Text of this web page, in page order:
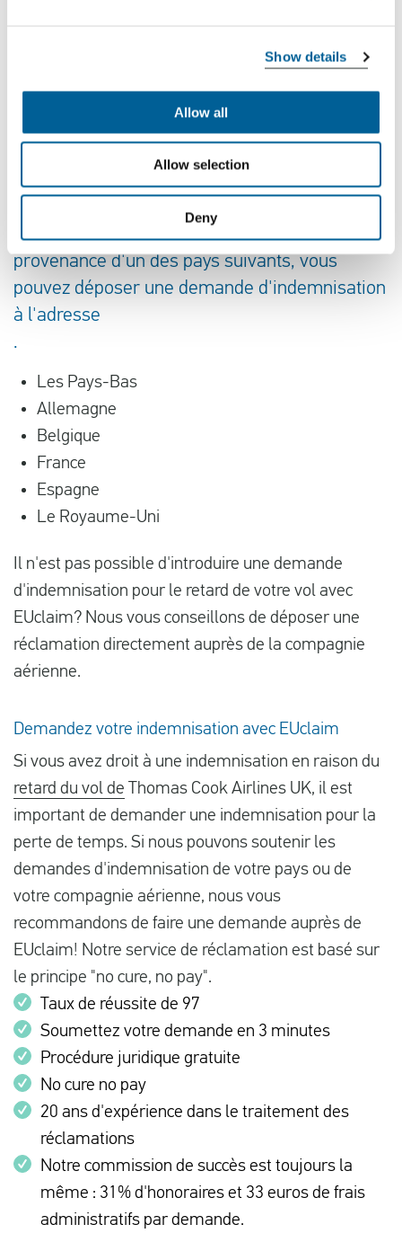
Show details
Allow all
Allow selection
Deny
Une procédure judiciaire est souvent nécessaire
pas traiter votre demande dans tous les pays. Si
vous vérifiez votre vol, notre base de données vous
indiquera automatiquement si vous pouvez déposer
une demande d'indemnisation.
Si vous prenez un vol à destination ou en
provenance d'un des pays suivants, vous
pouvez déposer une demande d'indemnisation
à l'adresse
.
Les Pays-Bas
Allemagne
Belgique
France
Espagne
Le Royaume-Uni
Il n'est pas possible d'introduire une demande
d'indemnisation pour le retard de votre vol avec
EUclaim? Nous vous conseillons de déposer une
réclamation directement auprès de la compagnie
aérienne.
Demandez votre indemnisation avec EUclaim
Si vous avez droit à une indemnisation en raison du
retard du vol de Thomas Cook Airlines UK, il est
important de demander une indemnisation pour la
perte de temps. Si nous pouvons soutenir les
demandes d'indemnisation de votre pays ou de
votre compagnie aérienne, nous vous
recommandons de faire une demande auprès de
EUclaim! Notre service de réclamation est basé sur
le principe "no cure, no pay".
Taux de réussite de 97
Soumettez votre demande en 3 minutes
Procédure juridique gratuite
No cure no pay
20 ans d'expérience dans le traitement des
réclamations
Notre commission de succès est toujours la
même : 31% d'honoraires et 33 euros de frais
administratifs par demande.